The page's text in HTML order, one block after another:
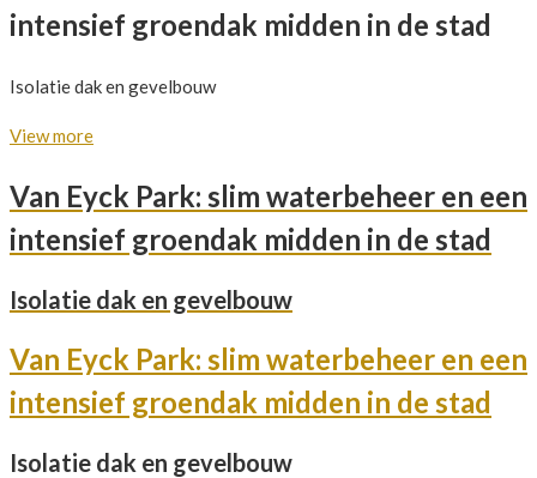
intensief groendak midden in de stad
Isolatie dak en gevelbouw
View more
Van Eyck Park: slim waterbeheer en een
intensief groendak midden in de stad
Isolatie dak en gevelbouw
Van Eyck Park: slim waterbeheer en een
intensief groendak midden in de stad
Isolatie dak en gevelbouw